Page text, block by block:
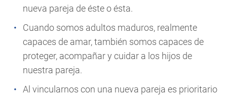
nueva pareja de éste o ésta.
Cuando somos adultos maduros, realmente
capaces de amar, también somos capaces de
proteger, acompañar y cuidar a los hijos de
nuestra pareja.
Al vincularnos con una nueva pareja es prioritario